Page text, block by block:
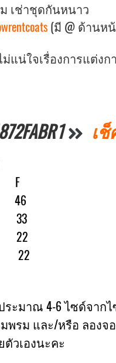
เช่าชุดกันหนาว
(มี @ ด้านห
แน่ใจเรื่องการแต่ง
เ
33
22
22
ระมาณ 4-6 ไซด์จาก
มพรม และ/หรือ ลอง
ตัวเองนะคะ